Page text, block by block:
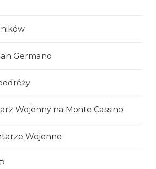
Germano
Wojenny na Monte Cassino
Wojenne